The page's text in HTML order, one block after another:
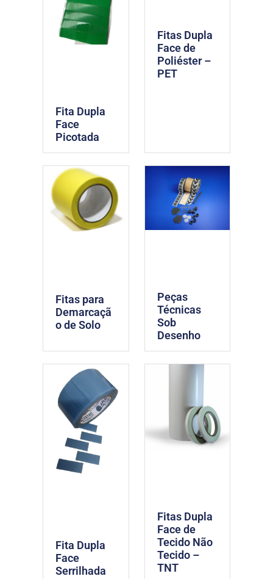
Fita Dupla
Face
Picotada
Fitas Dupla
Face de
Poliéster –
PET
Fitas para
Demarcaçã
o de Solo
Peças
Técnicas
Sob
Desenho
Fita Dupla
Face
Serrilhada
Fitas Dupla
Face de
Tecido Não
Tecido –
TNT